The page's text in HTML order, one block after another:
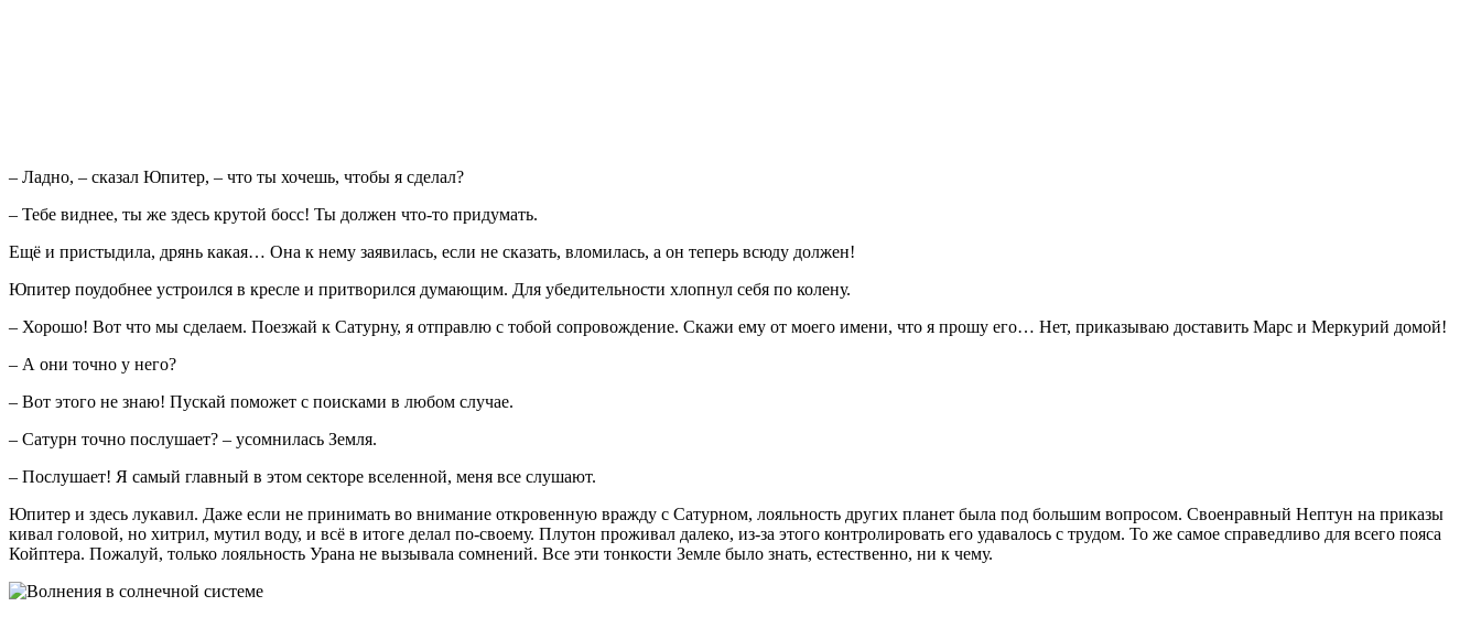
– Ладно, – сказал Юпитер, – что ты хочешь, чтобы я сделал?
– Тебе виднее, ты же здесь крутой босс! Ты должен что-то придумать.
Ещё и пристыдила, дрянь какая… Она к нему заявилась, если не сказать, вломилась, а он теперь всюду должен!
Юпитер поудобнее устроился в кресле и притворился думающим. Для убедительности хлопнул себя по колену.
– Хорошо! Вот что мы сделаем. Поезжай к Сатурну, я отправлю с тобой сопровождение. Скажи ему от моего имени, что я прошу его… Нет, приказываю доставить Марс и Меркурий домой!
– А они точно у него?
– Вот этого не знаю! Пускай поможет с поисками в любом случае.
– Сатурн точно послушает? – усомнилась Земля.
– Послушает! Я самый главный в этом секторе вселенной, меня все слушают.
Юпитер и здесь лукавил. Даже если не принимать во внимание откровенную вражду с Сатурном, лояльность других планет была под большим вопросом. Своенравный Нептун на приказы
кивал головой, но хитрил, мутил воду, и всё в итоге делал по-своему. Плутон проживал далеко, из-за этого контролировать его удавалось с трудом. То же самое справедливо для всего пояса
Койптера. Пожалуй, только лояльность Урана не вызывала сомнений. Все эти тонкости Земле было знать, естественно, ни к чему.